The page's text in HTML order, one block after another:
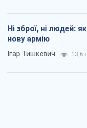
Ні зброї, ні людей:
нову армію
Ігар Тишкевич 13,6